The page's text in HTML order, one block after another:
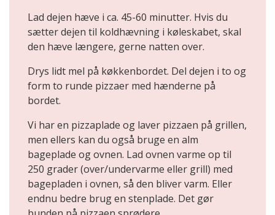
Lad dejen hæve i ca. 45-60 minutter. Hvis du
sætter dejen til koldhævning i køleskabet, skal
den hæve længere, gerne natten over.
Drys lidt mel på køkkenbordet. Del dejen i to og
form to runde pizzaer med hænderne på
bordet.
Vi har en pizzaplade og laver pizzaen på grillen,
men ellers kan du også bruge en alm
bageplade og ovnen. Lad ovnen varme op til
250 grader (over/undervarme eller grill) med
bagepladen i ovnen, så den bliver varm. Eller
endnu bedre brug en stenplade. Det gør